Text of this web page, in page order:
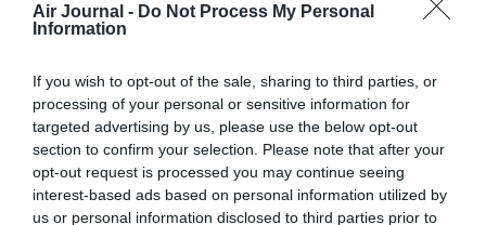
Air Journal - Do Not Process My Personal
Information
If you wish to opt-out of the sale, sharing to third parties, or
processing of your personal or sensitive information for
targeted advertising by us, please use the below opt-out
section to confirm your selection. Please note that after your
opt-out request is processed you may continue seeing
interest-based ads based on personal information utilized by
us or personal information disclosed to third parties prior to
Aucun commentaire !
LAISSER UN COMMENTAIRE
FAIRE UN DON